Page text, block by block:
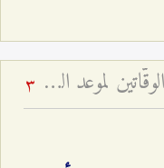
حقيقة معنى البداء - والردّ على الوقّاتين لموعد الظهور 3